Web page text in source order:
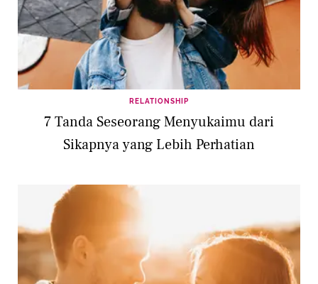
RELATIONSHIP
7 Tanda Seseorang Menyukaimu dari
Sikapnya yang Lebih Perhatian